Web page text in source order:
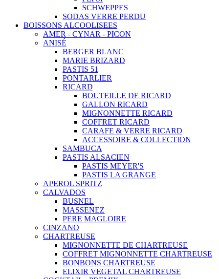
SCHWEPPES
SODAS VERRE PERDU
BOISSONS ALCOOLISEES
AMER - CYNAR - PICON
ANISÉ
BERGER BLANC
MARIE BRIZARD
PASTIS 51
PONTARLIER
RICARD
BOUTEILLE DE RICARD
GALLON RICARD
MIGNONNETTE RICARD
COFFRET RICARD
CARAFE & VERRE RICARD
ACCESSOIRE & COLLECTION
SAMBUCA
PASTIS ALSACIEN
PASTIS MEYER'S
PASTIS LA GRANGE
APEROL SPRITZ
CALVADOS
BUSNEL
MASSENEZ
PERE MAGLOIRE
CINZANO
CHARTREUSE
MIGNONNETTE DE CHARTREUSE
COFFRET MIGNONNETTE CHARTREUSE
BONBONS CHARTREUSE
ELIXIR VEGETAL CHARTREUSE